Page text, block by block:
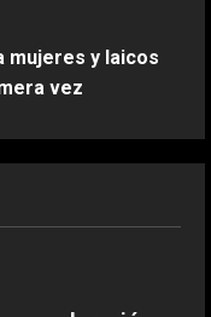
mujeres y laicos
vez
porque se está
dura respuesta